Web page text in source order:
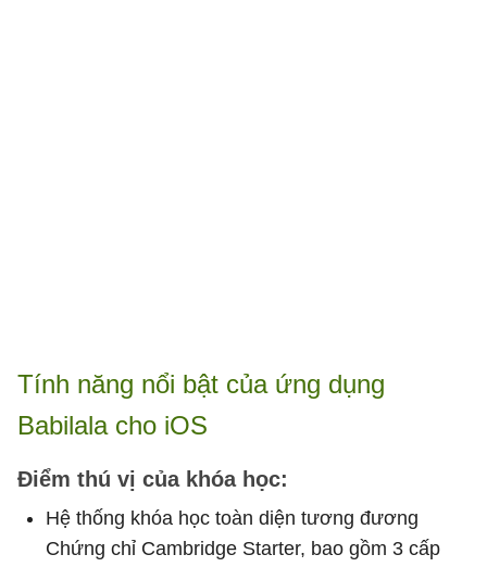
Tính năng nổi bật của ứng dụng
Babilala cho iOS
Điểm thú vị của khóa học:
Hệ thống khóa học toàn diện tương đương
Chứng chỉ Cambridge Starter, bao gồm 3 cấp